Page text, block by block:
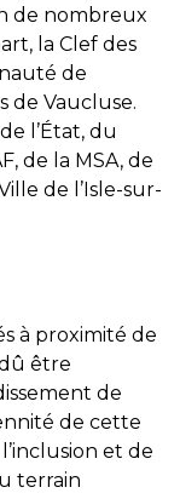
de nombreux
la Clef des
de
de Vaucluse.
l’État, du
de la MSA, de
de l’Isle-sur-
à proximité de
être
de
de cette
et de
terrain